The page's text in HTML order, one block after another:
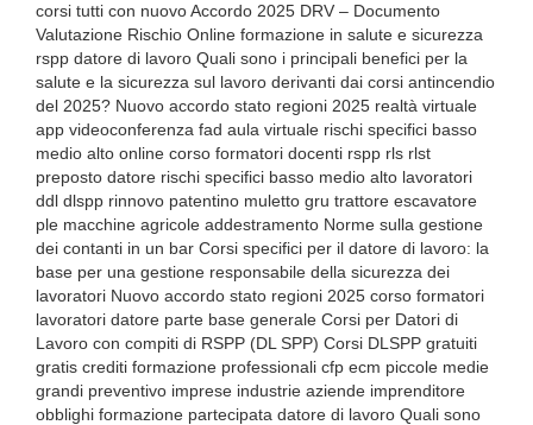
corsi tutti con nuovo Accordo 2025 DRV – Documento
Valutazione Rischio Online formazione in salute e sicurezza
rspp datore di lavoro Quali sono i principali benefici per la
salute e la sicurezza sul lavoro derivanti dai corsi antincendio
del 2025? Nuovo accordo stato regioni 2025 realtà virtuale
app videoconferenza fad aula virtuale rischi specifici basso
medio alto online corso formatori docenti rspp rls rlst
preposto datore rischi specifici basso medio alto lavoratori
ddl dlspp rinnovo patentino muletto gru trattore escavatore
ple macchine agricole addestramento Norme sulla gestione
dei contanti in un bar Corsi specifici per il datore di lavoro: la
base per una gestione responsabile della sicurezza dei
lavoratori Nuovo accordo stato regioni 2025 corso formatori
lavoratori datore parte base generale Corsi per Datori di
Lavoro con compiti di RSPP (DL SPP) Corsi DLSPP gratuiti
gratis crediti formazione professionali cfp ecm piccole medie
grandi preventivo imprese industrie aziende imprenditore
obblighi formazione partecipata datore di lavoro Quali sono